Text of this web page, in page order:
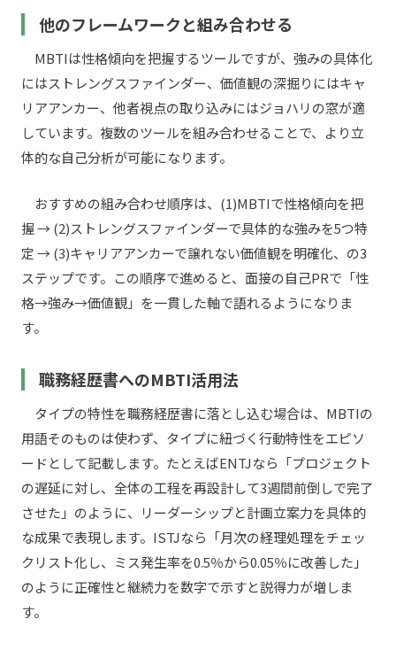
他のフレームワークと組み合わせる
MBTIは性格傾向を把握するツールですが、強みの具体化
にはストレングスファインダー、価値観の深掘りにはキャ
リアアンカー、他者視点の取り込みにはジョハリの窓が適
しています。複数のツールを組み合わせることで、より立
体的な自己分析が可能になります。
おすすめの組み合わせ順序は、(1)MBTIで性格傾向を把
握 → (2)ストレングスファインダーで具体的な強みを5つ特
定 → (3)キャリアアンカーで譲れない価値観を明確化、の3
ステップです。この順序で進めると、面接の自己PRで「性
格→強み→価値観」を一貫した軸で語れるようになりま
す。
職務経歴書へのMBTI活用法
タイプの特性を職務経歴書に落とし込む場合は、MBTIの
用語そのものは使わず、タイプに紐づく行動特性をエピソ
ードとして記載します。たとえばENTJなら「プロジェクト
の遅延に対し、全体の工程を再設計して3週間前倒しで完了
させた」のように、リーダーシップと計画立案力を具体的
な成果で表現します。ISTJなら「月次の経理処理をチェッ
クリスト化し、ミス発生率を0.5％から0.05％に改善した」
のように正確性と継続力を数字で示すと説得力が増しま
す。